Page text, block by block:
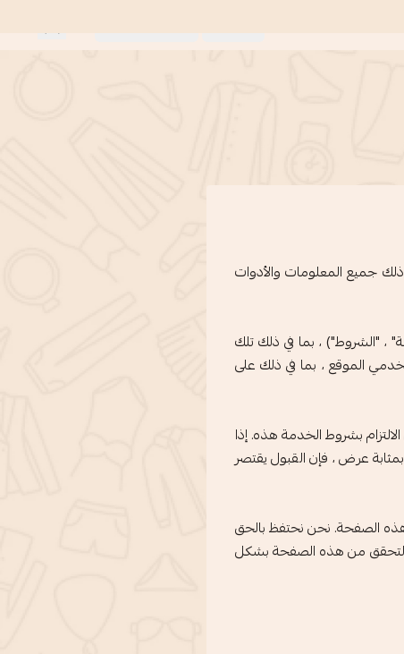
جميع المعلومات والأدوات
، "الشروط") ، بما في ذلك تلك
الموقع ، بما في ذلك على
بشروط الخدمة هذه. إذا
عرض ، فإن القبول يقتصر
الصفحة. نحن نحتفظ بالحق
التحقق من هذه الصفحة بشكل